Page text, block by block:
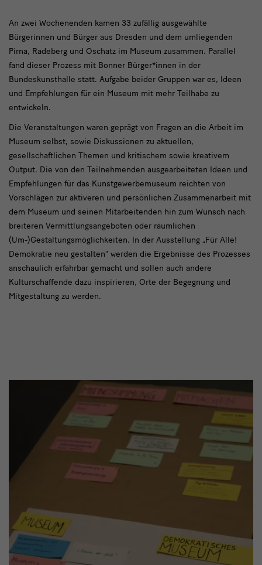
An
zwei
Wochenenden
An zwei Wochenenden kamen 33 zufällig ausgewählte
Bürgerinnen und Bürger aus Dresden und dem umliegenden
Pirna, Radeberg und Oschatz im Museum zusammen. Parallel
fand dieser Prozess mit Bonner Bürger*innen in der
Bundeskunsthalle statt. Aufgabe beider Gruppen war es, Ideen
und Empfehlungen für ein Museum mit mehr Teilhabe zu
entwickeln.
Die Veranstaltungen waren geprägt von Fragen an die Arbeit im
Museum selbst, sowie Diskussionen zu aktuellen,
gesellschaftlichen Themen und kritischem sowie kreativem
Output. Die von den Teilnehmenden ausgearbeiteten Ideen und
Empfehlungen für das Kunstgewerbemuseum reichten von
Vorschlägen zur aktiveren und persönlichen Zusammenarbeit mit
dem Museum und seinen Mitarbeitenden hin zum Wunsch nach
breiteren Vermittlungsangeboten oder räumlichen
(Um-)Gestaltungsmöglichkeiten. In der Ausstellung „Für Alle!
Demokratie neu gestalten“ werden die Ergebnisse des Prozesses
anschaulich erfahrbar gemacht und sollen auch andere
Kulturschaffende dazu inspirieren, Orte der Begegnung und
Mitgestaltung zu werden.